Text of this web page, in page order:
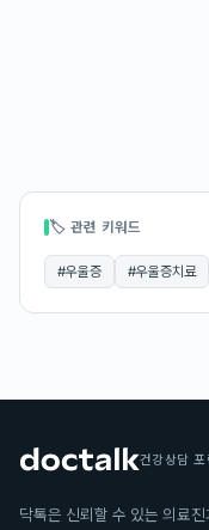
🏷 관련 키워드
#우울증 #우울증치료
건강상담 포
닥톡은 신뢰할 수 있는 의료